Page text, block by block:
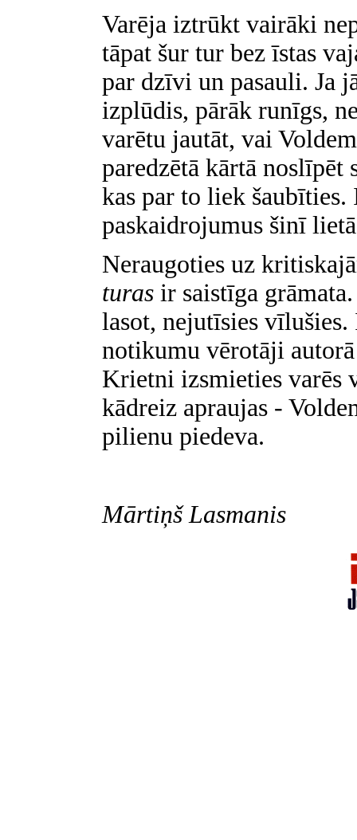
Varēja iztrūkt vairāki
tāpat šur tur bez īstas
par dzīvi un pasauli. Ja
izplūdis, pārāk runīgs,
varētu jautāt, vai
paredzētā kārtā noslīpēt
kas par to liek šaubīties.
paskaidrojumus šinī
Neraugoties uz
turas ir saistīga
lasot, nejutīsies
notikumu vērotāji
Krietni izsmieties
kādreiz apraujas -
pilienu piedeva.
Mārtiņš Lasmanis